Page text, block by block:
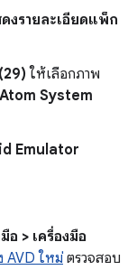
งรายละเอียดแพ็ก
ให้เลือกภาพ
System
Emulator
อ > เครื่องมือ
AVD ใหม่ ตรวจสอบ